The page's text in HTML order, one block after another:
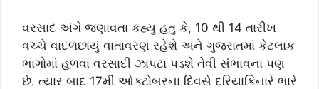
વરસાદ અંગે જણાવતા કહ્યુ હતુ કે, 10 થી 14 તારીખ
વચ્ચે વાદળછાયું વાતાવરણ રહેશે અને ગુજરાતમાં કેટલાક
ભાગોમાં હળવા વરસાદી ઝાપટા પડશે તેવી સંભાવના પણ
છે. ત્યાર બાદ 17મી ઓક્ટોબરના દિવસે દરિયાકિનારે ભારે